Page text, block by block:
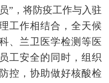
”，将防疫工作与入驻
工作相结合，全天候
、兰卫医学检测等医
工安全的同时，组织
控，协助做好核酸检